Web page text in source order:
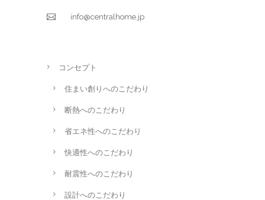
info@centralhome.jp
コンセプト
住まい創りへのこだわり
断熱へのこだわり
省エネ性へのこだわり
快適性へのこだわり
耐震性へのこだわり
設計へのこだわり